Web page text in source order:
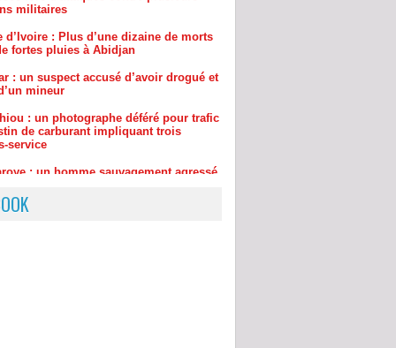
fortes pluies à Abidjan
: un suspect accusé d’avoir drogué et
mineur
: un photographe déféré pour trafic
de carburant impliquant trois
: un homme sauvagement agressé
le gang était dirigée par… une